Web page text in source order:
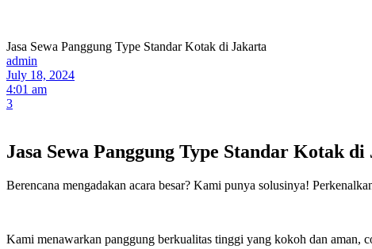
Jasa Sewa Panggung Type Standar Kotak di Jakarta
admin
July 18, 2024
4:01 am
3
Jasa Sewa Panggung Type Standar Kotak
Berencana mengadakan acara besar? Kami punya solusinya!
Kami menawarkan panggung berkualitas tinggi yang kokoh dan aman,